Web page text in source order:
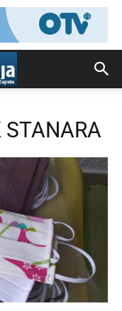
STANARA